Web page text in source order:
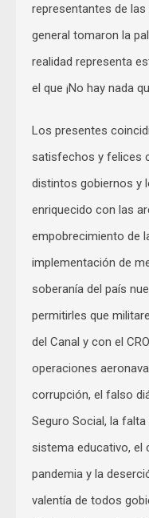
representantes de
general tomaron la
realidad representa
el que ¡No hay nada
Los presentes
satisfechos y felices
distintos gobiernos y
enriquecido con las
empobrecimiento de
implementación de
soberanía del país
permitirles que
del Canal y con el
operaciones
corrupción, el falso
Seguro Social, la
sistema educativo, el
pandemia y la
valentía de todos